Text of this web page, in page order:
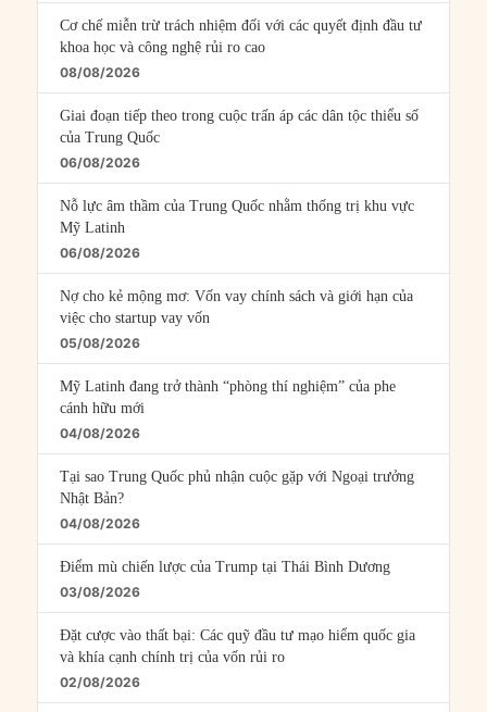
Cơ chế miễn trừ trách nhiệm đối với các quyết định đầu tư
khoa học và công nghệ rủi ro cao
08/08/2026
Giai đoạn tiếp theo trong cuộc trấn áp các dân tộc thiểu số
của Trung Quốc
06/08/2026
Nỗ lực âm thầm của Trung Quốc nhằm thống trị khu vực
Mỹ Latinh
06/08/2026
Nợ cho kẻ mộng mơ: Vốn vay chính sách và giới hạn của
việc cho startup vay vốn
05/08/2026
Mỹ Latinh đang trở thành “phòng thí nghiệm” của phe
cánh hữu mới
04/08/2026
Tại sao Trung Quốc phủ nhận cuộc gặp với Ngoại trưởng
Nhật Bản?
04/08/2026
Điểm mù chiến lược của Trump tại Thái Bình Dương
03/08/2026
Đặt cược vào thất bại: Các quỹ đầu tư mạo hiểm quốc gia
và khía cạnh chính trị của vốn rủi ro
02/08/2026